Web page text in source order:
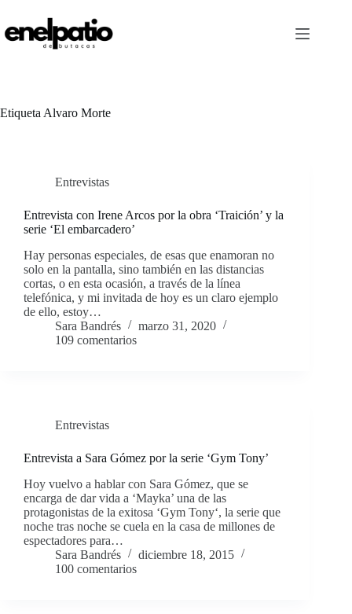
contenido
Etiqueta Alvaro Morte
Entrevistas
Entrevista con Irene Arcos por la obra ‘Traición’ y la
serie ‘El embarcadero’
Hay personas especiales, de esas que enamoran no
solo en la pantalla, sino también en las distancias
cortas, o en esta ocasión, a través de la línea
telefónica, y mi invitada de hoy es un claro ejemplo
de ello, estoy…
Sara Bandrés
marzo 31, 2020
109 comentarios
Entrevistas
Entrevista a Sara Gómez por la serie ‘Gym Tony’
Hoy vuelvo a hablar con Sara Gómez, que se
encarga de dar vida a ‘Mayka’ una de las
protagonistas de la exitosa ‘Gym Tony‘, la serie que
noche tras noche se cuela en la casa de millones de
espectadores para…
Sara Bandrés
diciembre 18, 2015
100 comentarios